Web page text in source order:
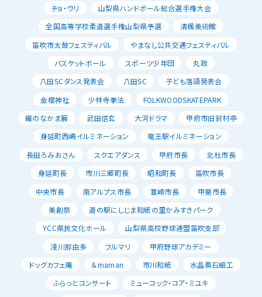
チョ・ウリ
山梨県ハンドボール総合選手権大会
全国高等学校柔道選手権山梨県予選
清楓美術館
笛吹市太鼓フェスティバル
やまなし公共交通フェスティバル
バスケットボール
スポーツ少年団
丸政
八田SCダンス発表会
八田SC
子ども落語発表会
金櫻神社
少林寺拳法
FOLKWOODSKATEPARK
織のなかま展
武田信玄 大河ドラマ
甲府市旧鈴村亭
身延町西嶋イルミネーション
竜王駅イルミネーション
長田ろみおさん
スクエアダンス 甲府市長
北杜市長
身延町長
市川三郷町長 昭和町長
笛吹市長
中央市長
南アルプス市長 韮崎市長
甲斐市長
美創祭
道の駅にしじま和紙の里かみすきパーク
YCC県民文化ホール
山梨県高校野球連盟笛吹支部
淺川那由多
フルマリ
甲府野球アカデミー
ドッグカフェ庵
＆maman 市川和紙
水晶貴石細工
ふらっとコンサート
ミューコック・コア・ミユキ